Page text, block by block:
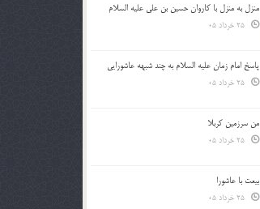
منزل به منزل با کاروان حسین بن علی علیه السلام
پاسخ امام زمان علیه السلام به چند شبهه عاشورایی
من سرزمین کربلا
بیعت با عاشورا